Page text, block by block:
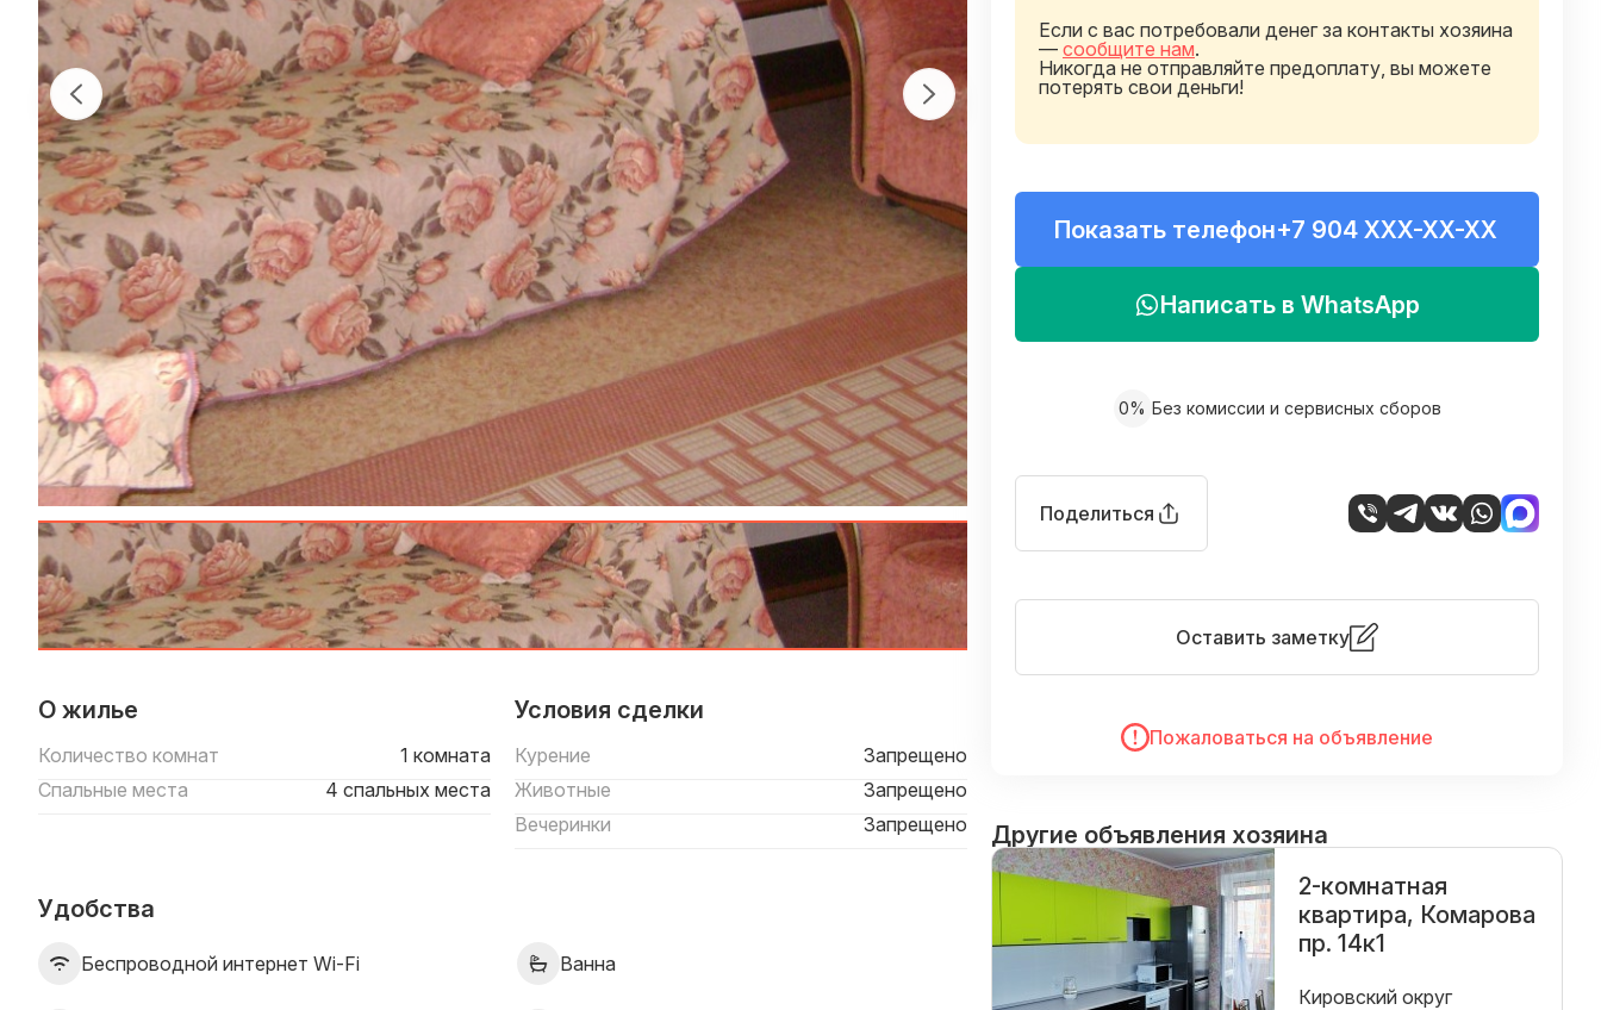
О жилье
Количество комнат
1 комната
Спальные места
4 спальных места
Условия сделки
Курение
Запрещено
Животные
Запрещено
Вечеринки
Запрещено
Удобства
Беспроводной интернет Wi-Fi Ванна
Если с вас потребовали денег за контакты хозяина
— сообщите нам.
Никогда не отправляйте предоплату, вы можете
потерять свои деньги!
Показать телефон+7 904 XXX-XX-XX
Написать в WhatsApp
0% Без комиссии и сервисных сборов
Поделиться
Оставить заметку
Пожаловаться на объявление
Другие объявления хозяина
2-комнатная
квартира, Комарова
пр. 14к1
Кировский округ